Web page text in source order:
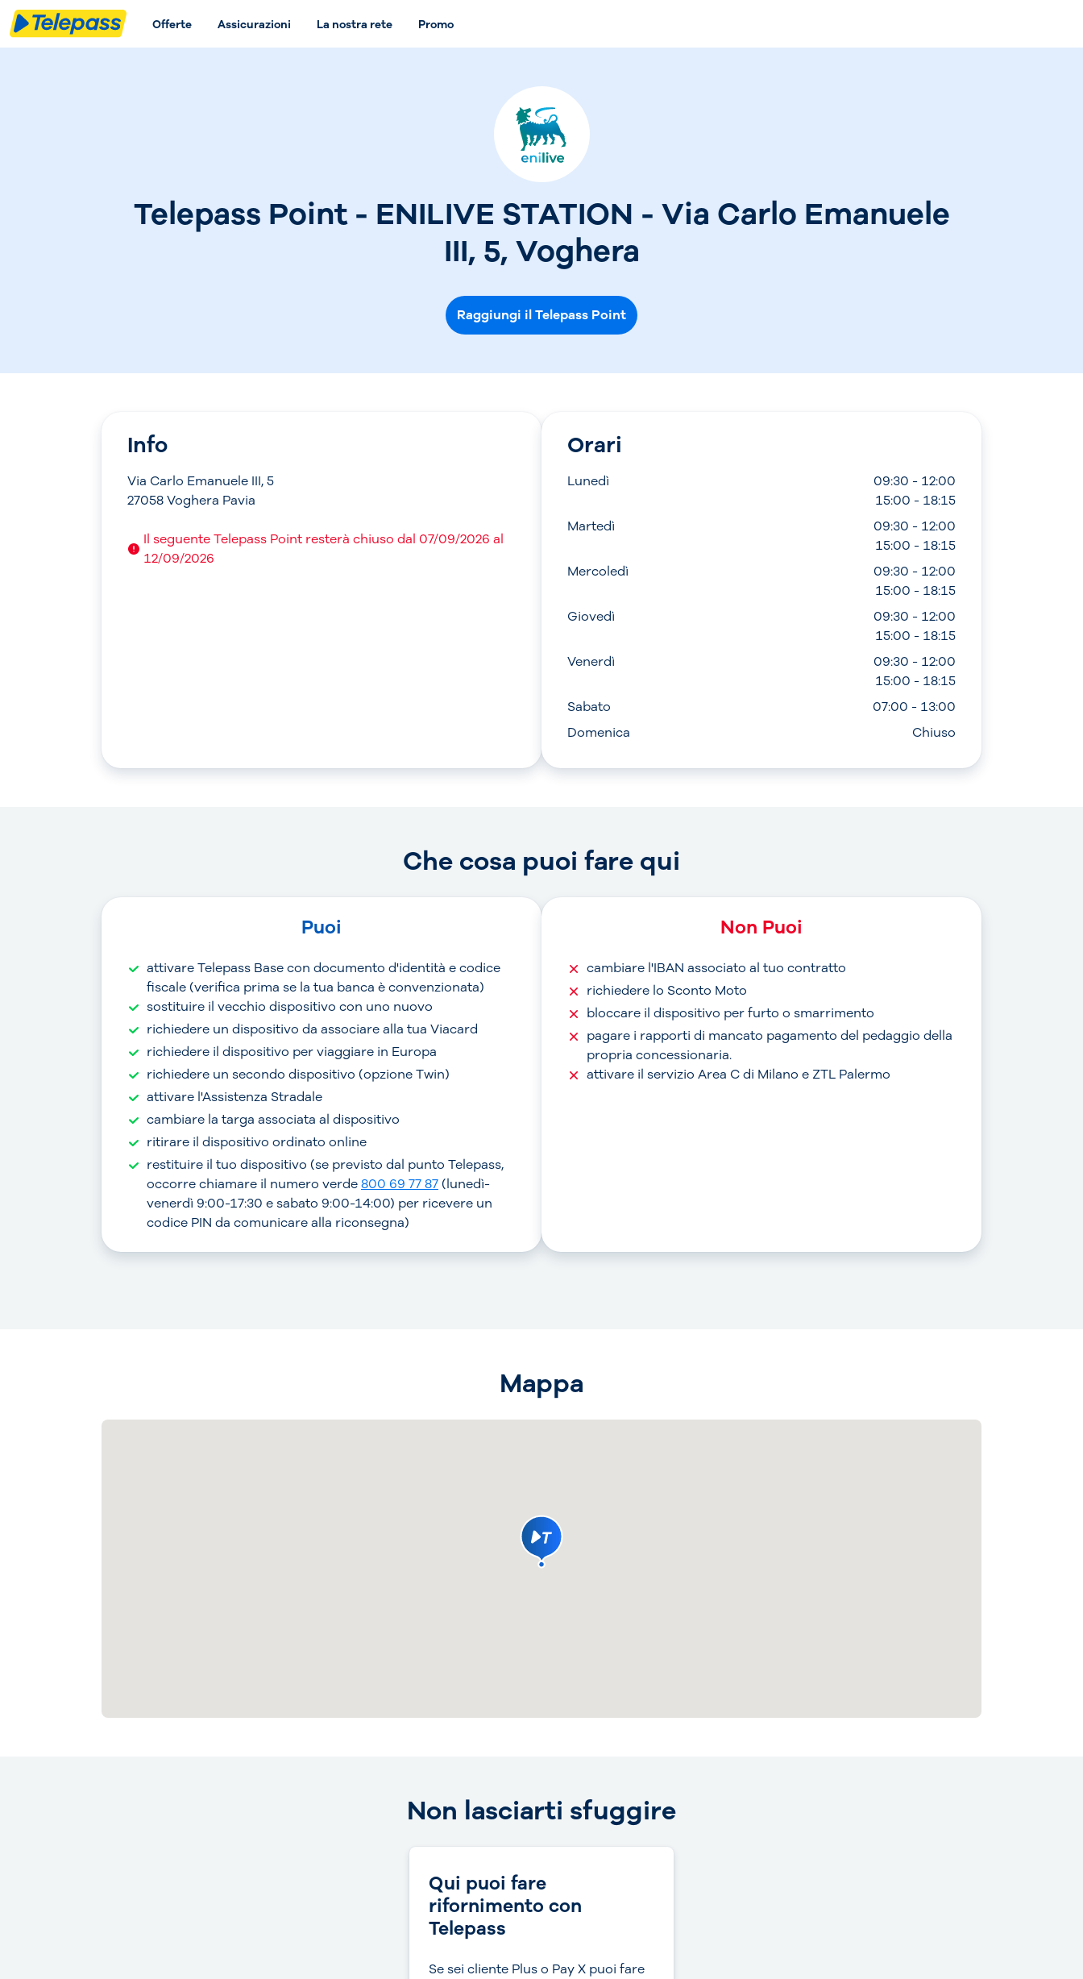
Offerte Assicurazioni La nostra rete Promo
Telepass Point - ENILIVE STATION - Via Carlo Emanuele
III, 5, Voghera
Raggiungi il Telepass Point
Info
Via Carlo Emanuele III, 5
27058 Voghera Pavia
Il seguente Telepass Point resterà chiuso dal 07/09/2026 al
12/09/2026
Orari
Lunedì
09:30 - 12:00
15:00 - 18:15
Martedì
09:30 - 12:00
15:00 - 18:15
Mercoledì
09:30 - 12:00
15:00 - 18:15
Giovedì
09:30 - 12:00
15:00 - 18:15
Venerdì
09:30 - 12:00
15:00 - 18:15
Sabato
07:00 - 13:00
Domenica
Chiuso
Che cosa puoi fare qui
Puoi
attivare Telepass Base con documento d'identità e codice
fiscale (verifica prima se la tua banca è convenzionata)
sostituire il vecchio dispositivo con uno nuovo
richiedere un dispositivo da associare alla tua Viacard
richiedere il dispositivo per viaggiare in Europa
richiedere un secondo dispositivo (opzione Twin)
attivare l'Assistenza Stradale
cambiare la targa associata al dispositivo
ritirare il dispositivo ordinato online
restituire il tuo dispositivo (se previsto dal punto Telepass,
occorre chiamare il numero verde800 69 77 87(lunedì-
venerdì 9:00-17:30 e sabato 9:00-14:00) per ricevere un
codice PIN da comunicare alla riconsegna)
Non Puoi
cambiare l'IBAN associato al tuo contratto
richiedere lo Sconto Moto
bloccare il dispositivo per furto o smarrimento
pagare i rapporti di mancato pagamento del pedaggio della
propria concessionaria.
attivare il servizio Area C di Milano e ZTL Palermo
Mappa
Non lasciarti sfuggire
Qui puoi fare
rifornimento con
Telepass
Se sei cliente Plus o Pay X puoi fare